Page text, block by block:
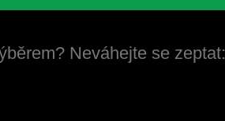
Neváhejte se zeptat: